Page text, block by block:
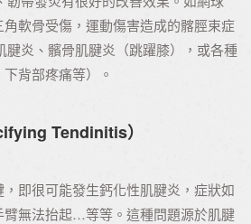
軟骨受傷，運動傷害造成的髂脛束症
腱炎、髕骨肌腱炎（跳躍膝），或各種
背部疼痛等）。
Tendinitis）
即很可能發生鈣化性肌腱炎，症狀如
臂無法抬起…等等。這種問題源於肌腱